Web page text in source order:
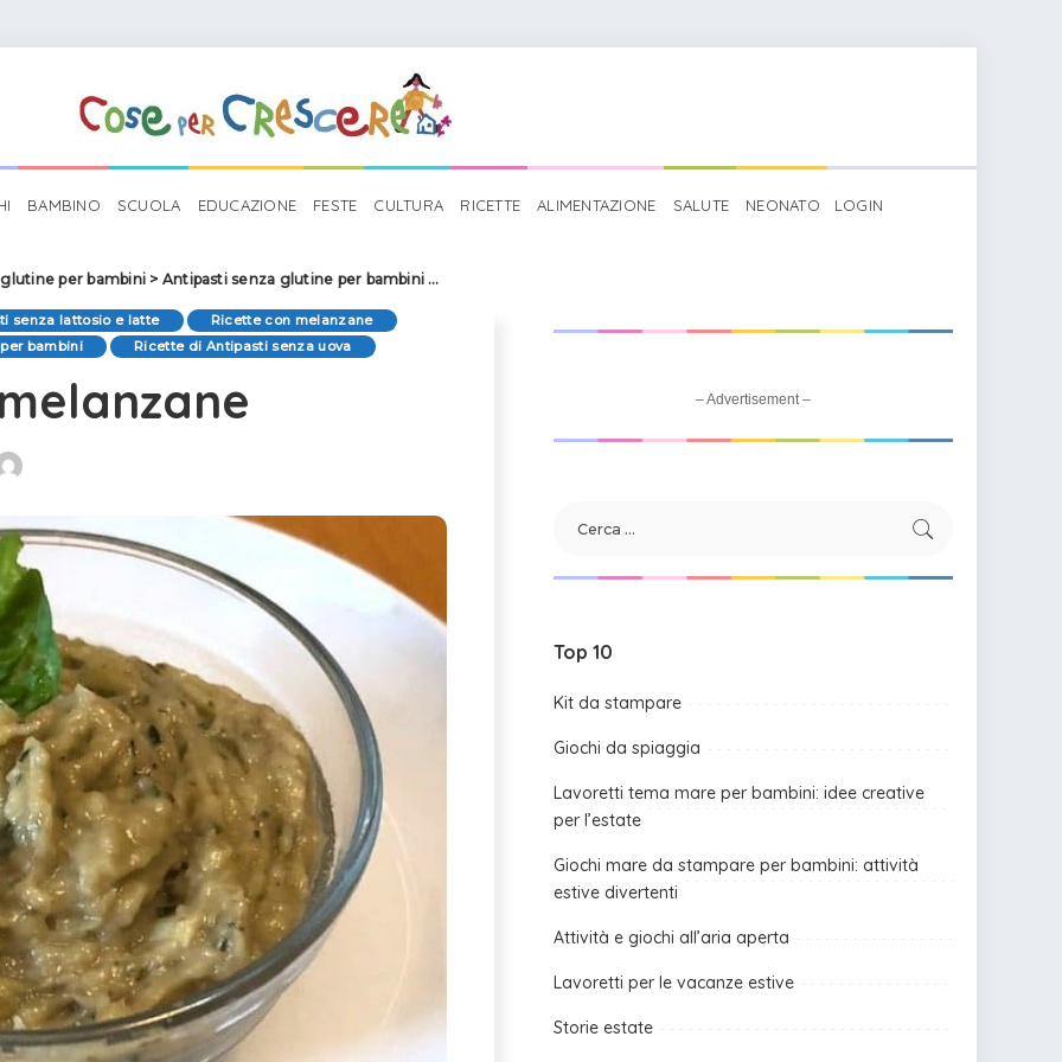
BAMBINO SCUOLA EDUCAZIONE FESTE CULTURA RICETTE ALIMENTAZIONE SALUTE NEONATO LOGIN
per bambini > Antipasti senza glutine per bambini
senza lattosio e latte
Ricette con melanzane
bambini Ricette di Antipasti senza uova
– Advertisement –
Top 10
Kit da stampare
Giochi da spiaggia
Lavoretti tema mare per bambini: idee creative
per l’estate
Giochi mare da stampare per bambini: attività
estive divertenti
Attività e giochi all’aria aperta
Lavoretti per le vacanze estive
Storie estate